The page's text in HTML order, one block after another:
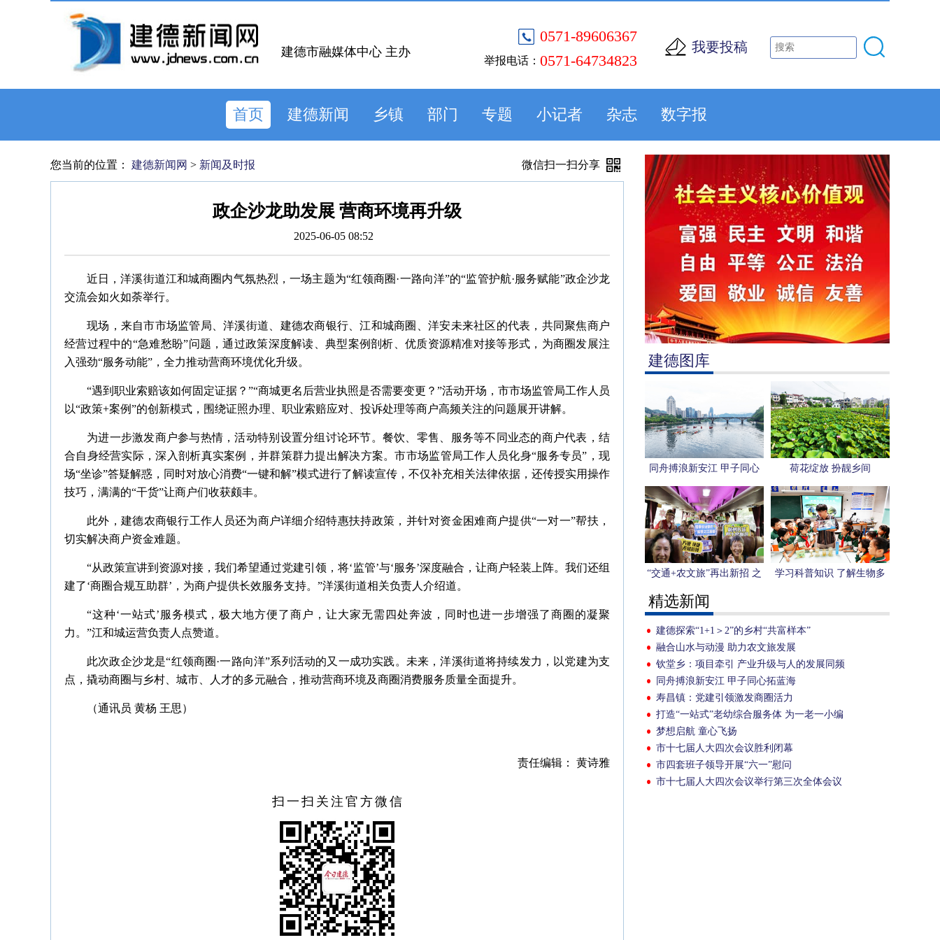
0571-89606367
举报电话： 0571-64734823
我要投稿
建德市融媒体中心 主办
首页 建德新闻 乡镇 部门 专题 小记者 杂志 数字报
建德图库
同舟搏浪新安江 甲子同心
拓蓝海
荷花绽放 扮靓乡间
“交通+农文旅”再出新招 之
江村城际站点巴士专线首发
学习科普知识 了解生物多
精选新闻
建德探索“1+1＞2”的乡村“共富样本”
融合山水与动漫 助力农文旅发展
钦堂乡：项目牵引 产业升级与人的发展同频
共振
同舟搏浪新安江 甲子同心拓蓝海
寿昌镇：党建引领激发商圈活力
打造“一站式”老幼综合服务体 为一老一小编
织幸福时光
梦想启航 童心飞扬
市十七届人大四次会议胜利闭幕
市四套班子领导开展“六一”慰问
市十七届人大四次会议举行第三次全体会议
您当前的位置： 建德新闻网 > 新闻及时报 微信扫一扫分享
政企沙龙助发展 营商环境再升级
2025-06-05 08:52
近日，洋溪街道江和城商圈内气氛热烈，一场主题为“红领商圈·一路向洋”的“监管护航·服务赋能”政企沙龙
交流会如火如荼举行。
现场，来自市市场监管局、洋溪街道、建德农商银行、江和城商圈、洋安未来社区的代表，共同聚焦商户
经营过程中的“急难愁盼”问题，通过政策深度解读、典型案例剖析、优质资源精准对接等形式，为商圈发展注
入强劲“服务动能”，全力推动营商环境优化升级。
“遇到职业索赔该如何固定证据？”“商城更名后营业执照是否需要变更？”活动开场，市市场监管局工作人员
以“政策+案例”的创新模式，围绕证照办理、职业索赔应对、投诉处理等商户高频关注的问题展开讲解。
为进一步激发商户参与热情，活动特别设置分组讨论环节。餐饮、零售、服务等不同业态的商户代表，结
合自身经营实际，深入剖析真实案例，并群策群力提出解决方案。市市场监管局工作人员化身“服务专员”，现
场“坐诊”答疑解惑，同时对放心消费“一键和解”模式进行了解读宣传，不仅补充相关法律依据，还传授实用操作
技巧，满满的“干货”让商户们收获颇丰。
此外，建德农商银行工作人员还为商户详细介绍特惠扶持政策，并针对资金困难商户提供“一对一”帮扶，
切实解决商户资金难题。
“从政策宣讲到资源对接，我们希望通过党建引领，将‘监管’与‘服务’深度融合，让商户轻装上阵。我们还组
建了‘商圈合规互助群’，为商户提供长效服务支持。”洋溪街道相关负责人介绍道。
“这种‘一站式’服务模式，极大地方便了商户，让大家无需四处奔波，同时也进一步增强了商圈的凝聚
力。”江和城运营负责人点赞道。
此次政企沙龙是“红领商圈·一路向洋”系列活动的又一成功实践。未来，洋溪街道将持续发力，以党建为支
点，撬动商圈与乡村、城市、人才的多元融合，推动营商环境及商圈消费服务质量全面提升。
（通讯员 黄杨 王思）
责任编辑： 黄诗雅
扫一扫关注官方微信